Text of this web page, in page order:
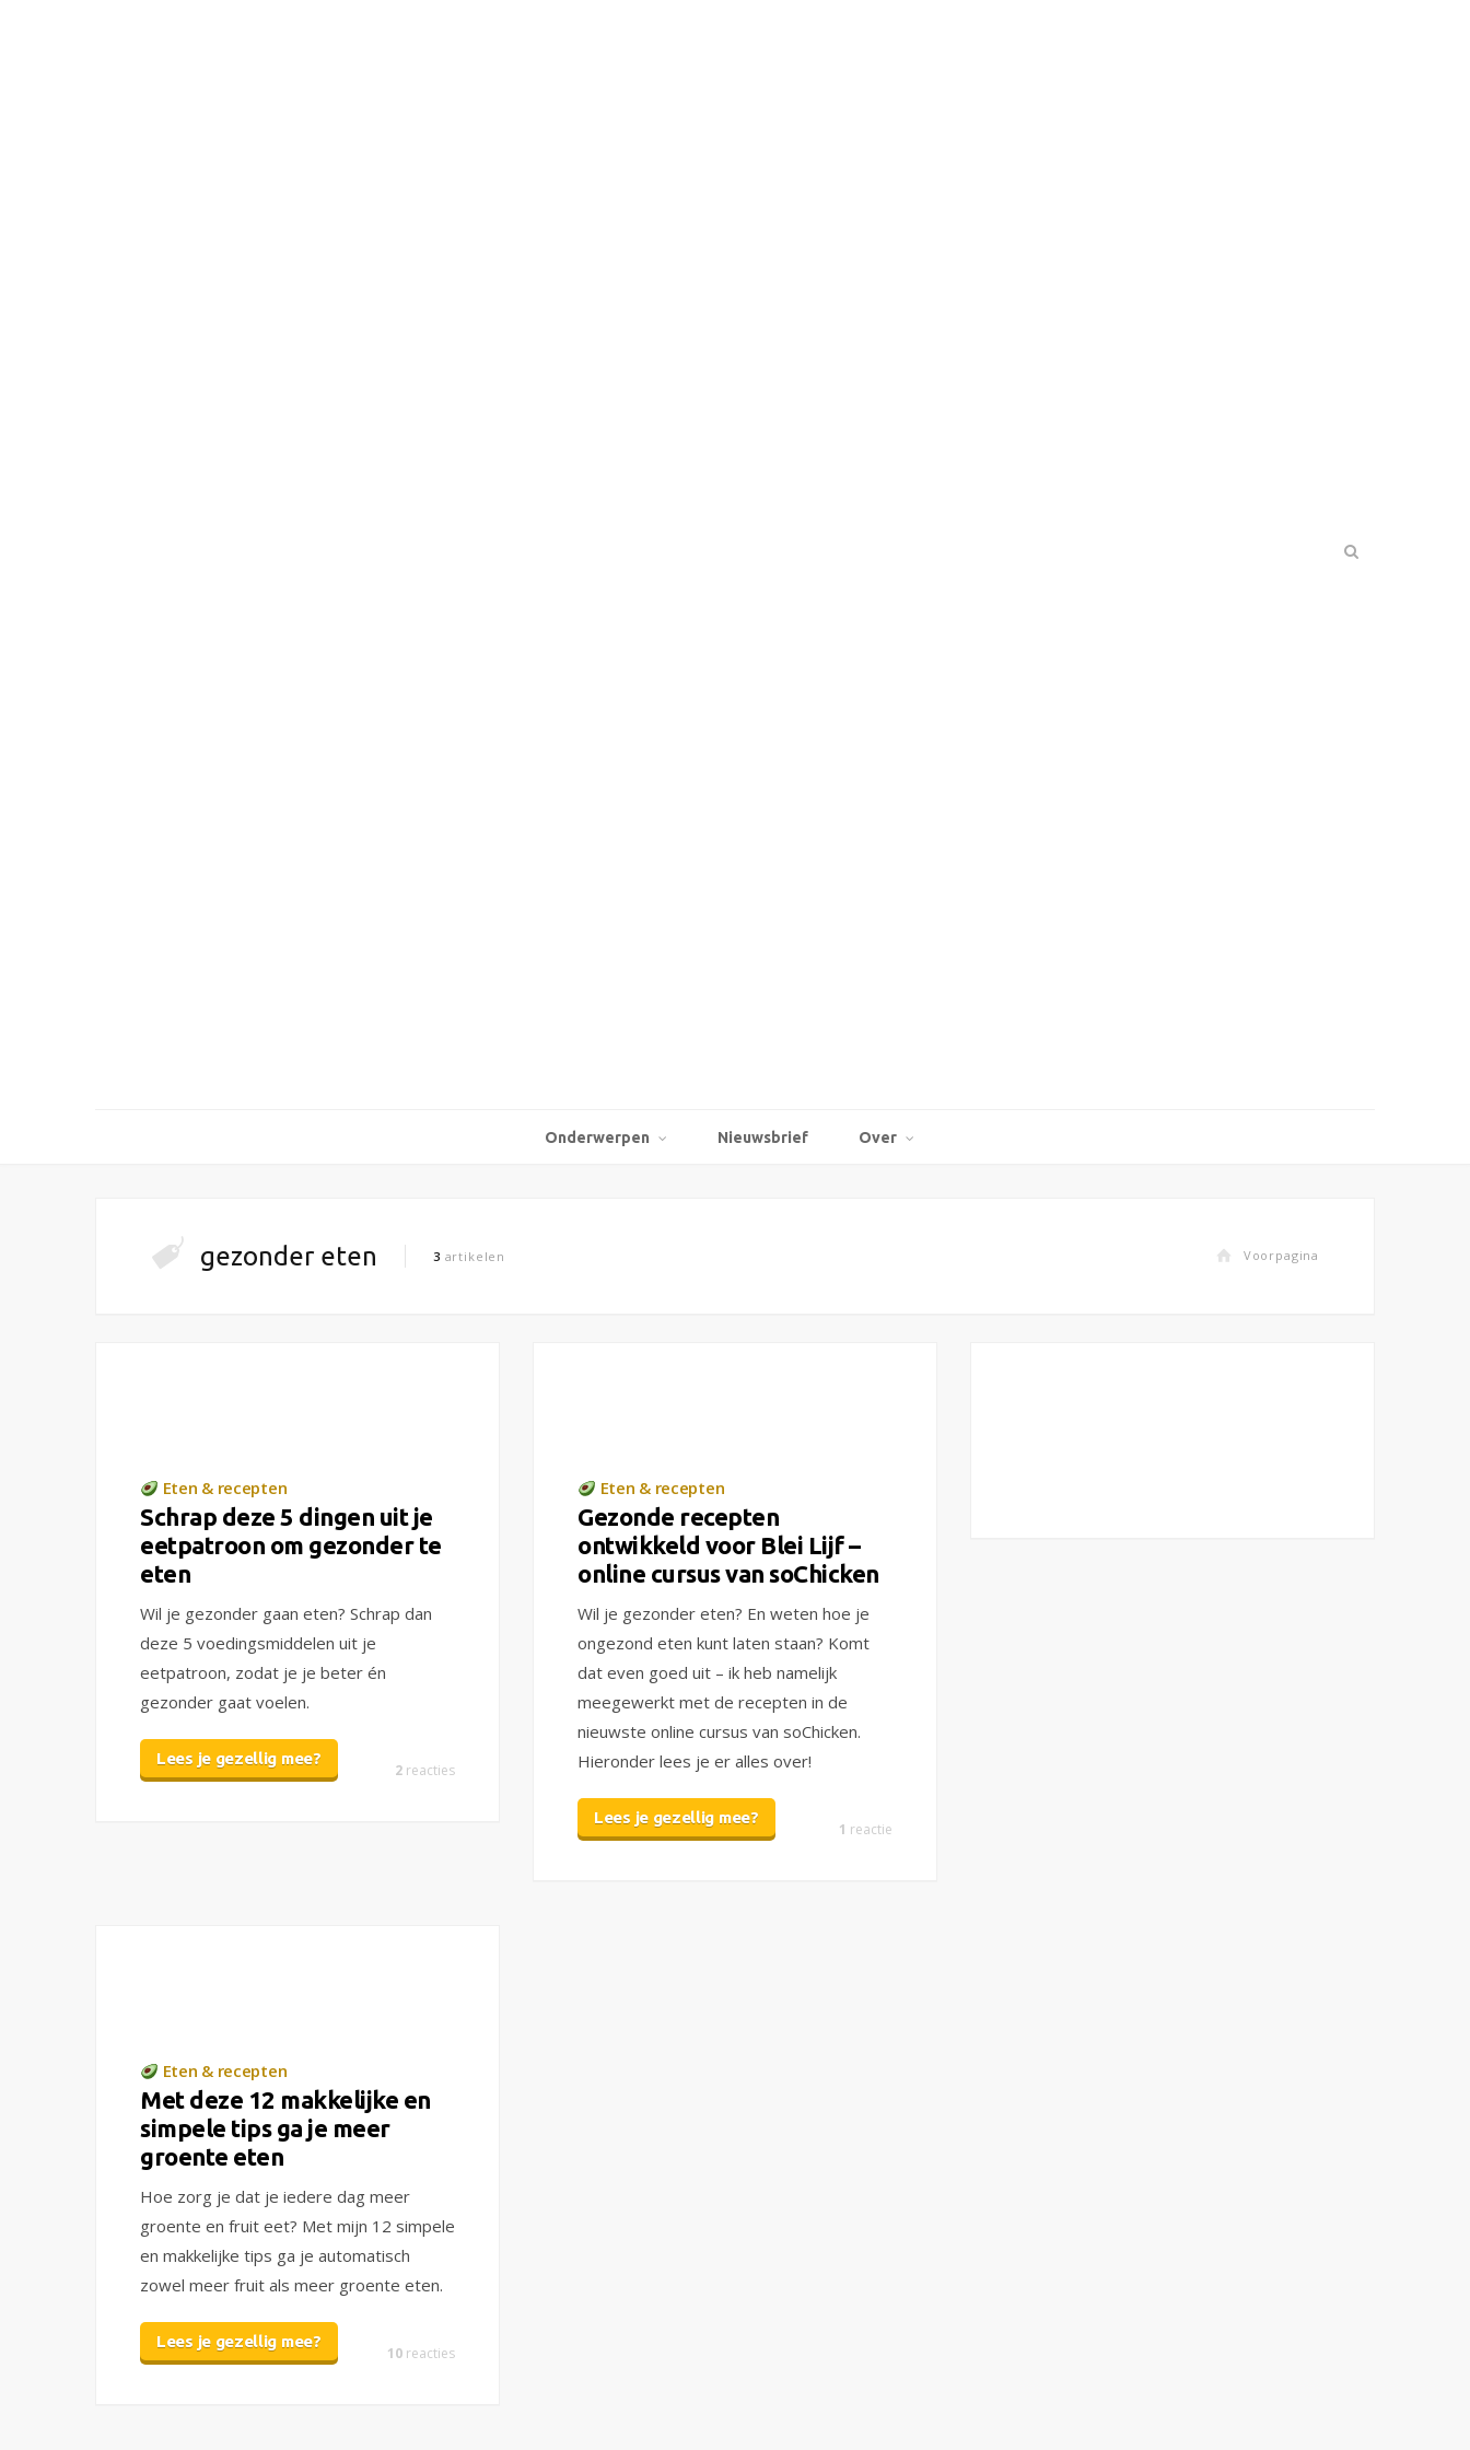
Onderwerpen Nieuwsbrief Over
gezonder eten 3 artikelen Voorpagina
Eten & recepten
Schrap deze 5 dingen uit je
eetpatroon om gezonder te
eten
Wil je gezonder gaan eten? Schrap dan
deze 5 voedingsmiddelen uit je
eetpatroon, zodat je je beter én
gezonder gaat voelen.
Lees je gezellig mee?
2 reacties
Eten & recepten
Gezonde recepten
ontwikkeld voor Blei Lijf –
online cursus van soChicken
Wil je gezonder eten? En weten hoe je
ongezond eten kunt laten staan? Komt
dat even goed uit – ik heb namelijk
meegewerkt met de recepten in de
nieuwste online cursus van soChicken.
Hieronder lees je er alles over!
Lees je gezellig mee?
1 reactie
Eten & recepten
Met deze 12 makkelijke en
simpele tips ga je meer
groente eten
Hoe zorg je dat je iedere dag meer
groente en fruit eet? Met mijn 12 simpele
en makkelijke tips ga je automatisch
zowel meer fruit als meer groente eten.
Lees je gezellig mee?
10 reacties